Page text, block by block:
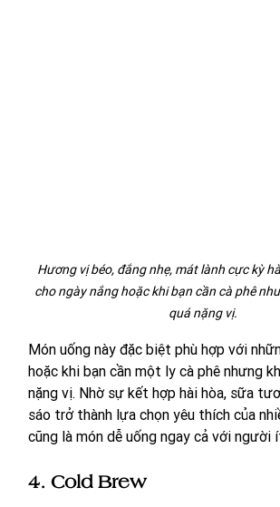
Hương vị béo, đắng nhẹ, mát lành cực kỳ
cho ngày nắng hoặc khi bạn cần cà phê
quá nặng vị.
Món uống này đặc biệt phù hợp với
hoặc khi bạn cần một ly cà phê nhưng
nặng vị. Nhờ sự kết hợp hài hòa, sữa
sáo trở thành lựa chọn yêu thích của
cũng là món dễ uống ngay cả với người
4. Cold Brew